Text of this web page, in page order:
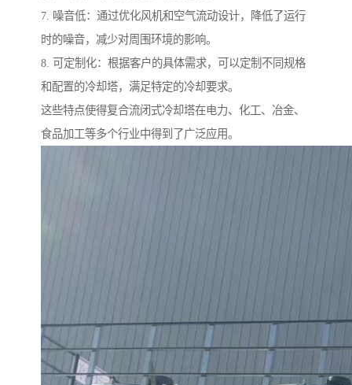
7. 噪音低：通过优化风机和空气流动设计，降低了运行
时的噪音，减少对周围环境的影响。
8. 可定制化：根据客户的具体需求，可以定制不同规格
和配置的冷却塔，满足特定的冷却要求。
这些特点使得复合流闭式冷却塔在电力、化工、冶金、
食品加工等多个行业中得到了广泛应用。